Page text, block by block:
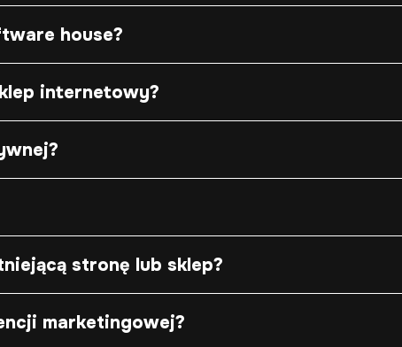
house?
internetowy?
stronę lub sklep?
marketingowej?